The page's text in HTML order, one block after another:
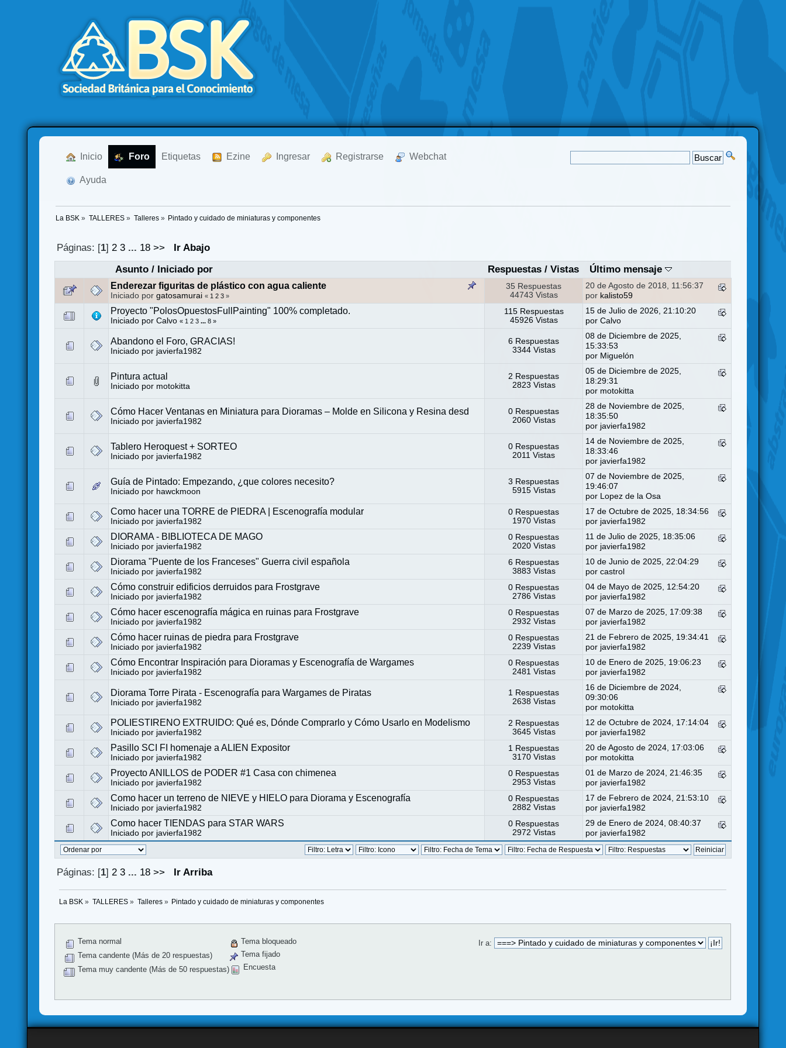
Inicio Foro Etiquetas Ezine Ingresar Registrarse Webchat
Ayuda
La BSK » TALLERES» Talleres» Pintado y cuidado de miniaturas y componentes
Páginas: [1] 2 3 ... 18 >>
Ir Abajo
Asunto/ Iniciado por Respuestas /Vistas Último mensaje
Enderezar figuritas de plástico con agua caliente
Iniciado porgatosamurai « 1 2 3 »
35 Respuestas
44743 Vistas
20 de Agosto de 2018, 11:56:37
por kalisto59
Proyecto "PolosOpuestosFullPainting" 100% completado.
Iniciado porCalvo « 1 2 3 ...8 »
115 Respuestas
45926 Vistas
15 de Julio de 2026, 21:10:20
porCalvo
Abandono el Foro, GRACIAS!
Iniciado por javierfa1982
6 Respuestas
3344 Vistas
08 de Diciembre de 2025,
15:33:53
por Miguelón
Pintura actual
Iniciado por motokitta
2 Respuestas
2823 Vistas
05 de Diciembre de 2025,
18:29:31
por motokitta
Cómo Hacer Ventanas en Miniatura para Dioramas – Molde en Silicona y Resina desd
Iniciado por javierfa1982
0 Respuestas
2060 Vistas
28 de Noviembre de 2025,
18:35:50
por javierfa1982
Tablero Heroquest + SORTEO
Iniciado por javierfa1982
0 Respuestas
2011 Vistas
14 de Noviembre de 2025,
18:33:46
por javierfa1982
Guía de Pintado: Empezando, ¿que colores necesito?
Iniciado por hawckmoon
3 Respuestas
5915 Vistas
07 de Noviembre de 2025,
19:46:07
por
Lopez de la Osa
Como hacer una TORRE de PIEDRA | Escenografía modular
Iniciado por javierfa1982
0 Respuestas
1970 Vistas
17 de Octubre de 2025, 18:34:56
por javierfa1982
DIORAMA - BIBLIOTECA DE MAGO
Iniciado por javierfa1982
0 Respuestas
2020 Vistas
11 de Julio de 2025, 18:35:06
por javierfa1982
Diorama "Puente de los Franceses" Guerra civil española
Iniciado por javierfa1982
6 Respuestas
3883 Vistas
10 de Junio de 2025, 22:04:29
porcastrol
Cómo construir edificios derruidos para Frostgrave
Iniciado por javierfa1982
0 Respuestas
2786 Vistas
04 de Mayo de 2025, 12:54:20
por javierfa1982
Cómo hacer escenografía mágica en ruinas para Frostgrave
Iniciado por javierfa1982
0 Respuestas
2932 Vistas
07 de Marzo de 2025, 17:09:38
por javierfa1982
Cómo hacer ruinas de piedra para Frostgrave
Iniciado por javierfa1982
0 Respuestas
2239 Vistas
21 de Febrero de 2025, 19:34:41
por javierfa1982
Cómo Encontrar Inspiración para Dioramas y Escenografía de Wargames
Iniciado por javierfa1982
0 Respuestas
2481 Vistas
10 de Enero de 2025, 19:06:23
por javierfa1982
Diorama Torre Pirata - Escenografía para Wargames de Piratas
Iniciado por javierfa1982
1 Respuestas
2638 Vistas
16 de Diciembre de 2024,
09:30:06
por motokitta
POLIESTIRENO EXTRUIDO: Qué es, Dónde Comprarlo y Cómo Usarlo en Modelismo
Iniciado por javierfa1982
2 Respuestas
3645 Vistas
12 de Octubre de 2024, 17:14:04
por javierfa1982
Pasillo SCI FI homenaje a ALIEN Expositor
Iniciado por javierfa1982
1 Respuestas
3170 Vistas
20 de Agosto de 2024, 17:03:06
por motokitta
Proyecto ANILLOS de PODER #1 Casa con chimenea
Iniciado por javierfa1982
0 Respuestas
2953 Vistas
01 de Marzo de 2024, 21:46:35
por javierfa1982
Como hacer un terreno de NIEVE y HIELO para Diorama y Escenografía
Iniciado por javierfa1982
0 Respuestas
2882 Vistas
17 de Febrero de 2024, 21:53:10
por javierfa1982
Como hacer TIENDAS para STAR WARS
Iniciado por javierfa1982
0 Respuestas
2972 Vistas
29 de Enero de 2024, 08:40:37
por javierfa1982
Páginas: [1] 2 3 ... 18 >> Ir Arriba
La BSK » TALLERES» Talleres» Pintado y cuidado de miniaturas y componentes
Ir a:
Tema normal
Tema candente (Más de 20 respuestas)
Tema muy candente (Más de 50 respuestas)
Tema bloqueado
Tema fijado
Encuesta